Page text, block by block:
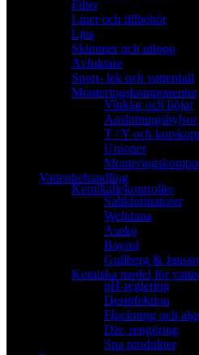
Filter
Liner och tillbehör
Ljus
Skimmer och utlopp
Avfuktare
Sport- lek och vattenfall
Monteringskomponenter
Vinklar och böjar
Anslutningshylsor
T / Y och
Unioner
Vattenbehandling
Kemikaliekontroller
Saltklorinatorer
Welldana
Aseko
Bayrol
Gullberg &
Kemiska medel för
pH-reglering
Desinfektion
Flockning och
Div. rengöring
Spa produkter